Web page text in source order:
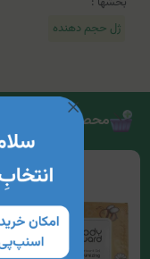
ژل حجم دهنده
محصولات مرتبط